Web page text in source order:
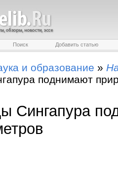
Поиск Добавить статью
и образование »
поднимают
Сингапура